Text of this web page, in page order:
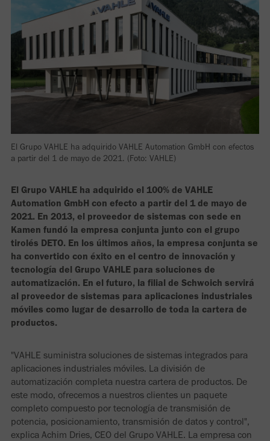
El Grupo VAHLE ha adquirido VAHLE Automation GmbH con efectos
a partir del 1 de mayo de 2021. (Foto: VAHLE)
El Grupo VAHLE ha adquirido el 100% de VAHLE
Automation GmbH con efecto a partir del 1 de mayo de
2021. En 2013, el proveedor de sistemas con sede en
Kamen fundó la empresa conjunta junto con el grupo
tirolés DETO. En los últimos años, la empresa conjunta se
ha convertido con éxito en el centro de innovación y
tecnología del Grupo VAHLE para soluciones de
automatización. En el futuro, la filial de Schwoich servirá
al proveedor de sistemas para aplicaciones industriales
móviles como lugar de desarrollo de toda la cartera de
productos.
"VAHLE suministra soluciones de sistemas integrados para
aplicaciones industriales móviles. La división de
automatización completa nuestra cartera de productos. De
este modo, ofrecemos a nuestros clientes un paquete
completo compuesto por tecnología de transmisión de
potencia, posicionamiento, transmisión de datos y control",
explica Achim Dries, CEO del Grupo VAHLE. La empresa con